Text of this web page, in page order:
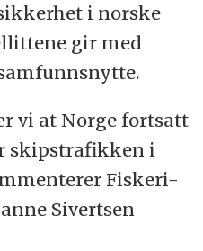
i norske
gir med
vi at Norge fortsatt
skipstrafikken i
Fiskeri-
Sivertsen